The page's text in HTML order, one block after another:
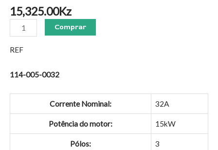
15,325.00Kz
Comprar
REF
114-005-0032
Corrente Nominal: 32A
Potência do motor: 15kW
Pólos: 3